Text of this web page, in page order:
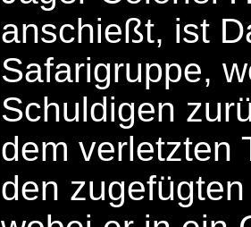
anschießt, ist
Safarigruppe,
Schuldigen
dem verletzten
den